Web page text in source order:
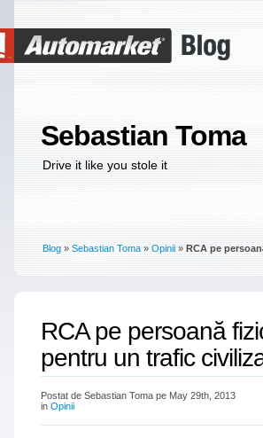
Sebastian Toma
Drive it like you stole it
Blog » Sebastian Toma » Opinii » RCA pe
RCA pe persoană
pentru un trafic
Postat de Sebastian Toma pe May 29th, 2013
in Opinii